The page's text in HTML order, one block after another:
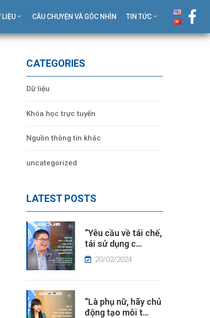
LIỆU CÂU CHUYỆN VÀ GÓC NHÌN TIN TỨC
CATEGORIES
Dữ liệu
Khóa học trực tuyến
Nguồn thông tin khác
uncategorized
LATEST POSTS
“Yêu cầu về tái chế,
tái sử dụng c…
20/02/2024
“Là phụ nữ, hãy chủ
động tạo môi t…